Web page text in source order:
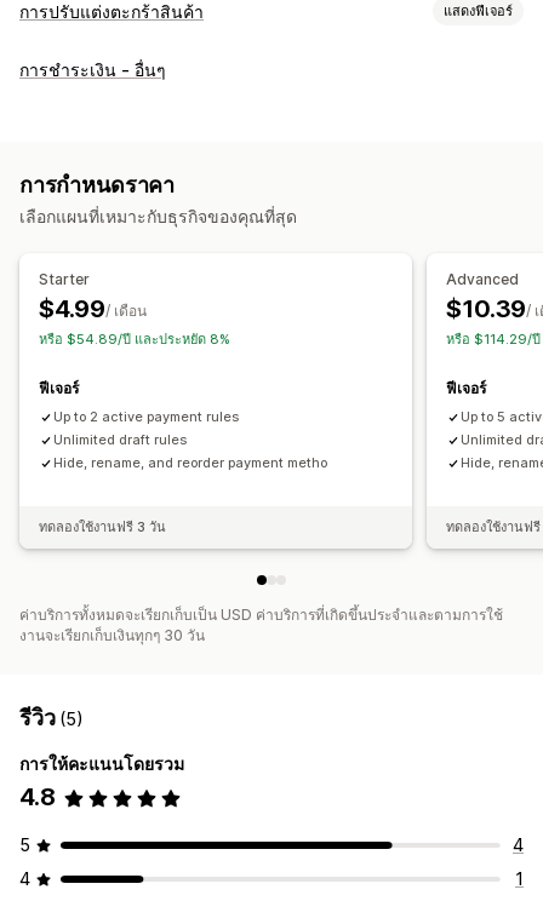
การปรับแต่งตะกร้าสินค้า แสดงฟีเจอร์
การแสดงตะกร้าสินค้า
ตะกร้าสินค้าแบบเลื่อนด้านข้าง
คำแนะนำสินค้า
ซื้อเป็นชุดบ่อยๆ
แถบการจัดส่ง
ค่าธรรมเนียมเพิ่มเติม ของขวัญฟรี
การปรับแต่งการชำระเงิน
บันทึกที่กำหนดเอง การบริจาค
การขายเพิ่มเพียงคลิกเดียว
กฎวิธีการชำระเงิน
ซ่อนการชำระเงินด่วน
ข้ามไปที่การชำระเงิน
การชำระเงิน - อื่นๆ
การกำหนดราคา
เลือกแผนที่เหมาะกับธุรกิจของคุณที่สุด
Starter
$4.99/ เดือน
หรือ $54.89/ปี และประหยัด 8%
ฟีเจอร์
Up to 2 active payment rules
Unlimited draft rules
Hide, rename, and reorder payment metho
ทดลองใช้งานฟรี 3 วัน
Advanced
$10.39/
หรือ $114.29/
ฟีเจอร์
Up to 5
Unlimited
Hide,
ทดลองใช้งานฟ
ค่าบริการทั้งหมดจะเรียกเก็บเป็น USD ค่าบริการที่เกิดขึ้นประจำและตามการใช้
งานจะเรียกเก็บเงินทุกๆ 30 วัน
รีวิว (5)
การให้คะแนนโดยรวม
4.8
5
4
4
1